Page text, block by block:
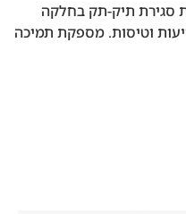
סגירת תיק-תק בחלקה
וטיסות. מספקת תמיכה